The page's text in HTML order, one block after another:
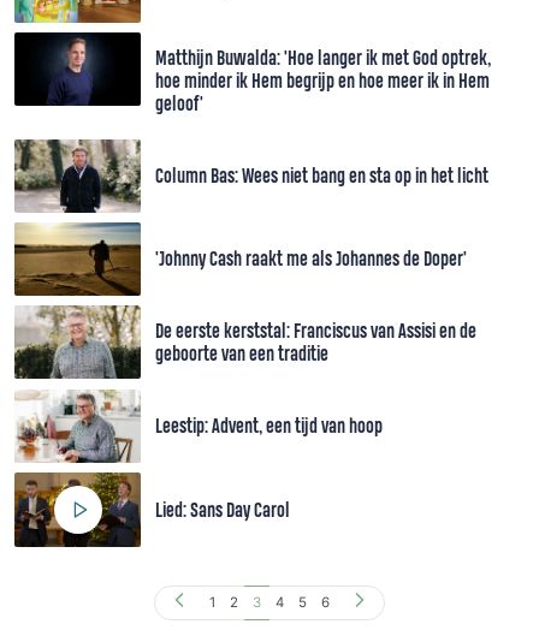
Matthijn Buwalda: 'Hoe langer ik met God optrek,
hoe minder ik Hem begrijp en hoe meer ik in Hem
geloof'
Column Bas: Wees niet bang en sta op in het licht
'Johnny Cash raakt me als Johannes de Doper'
De eerste kerststal: Franciscus van Assisi en de
geboorte van een traditie
Leestip: Advent, een tijd van hoop
Lied: Sans Day Carol
1 2 3 4 5 6